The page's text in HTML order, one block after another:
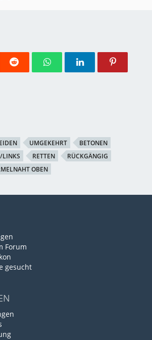
UMGEKEHRT
BETONEN
LINKS RETTEN
RÜCKGÄNGIG
OBEN
Forum
gesucht